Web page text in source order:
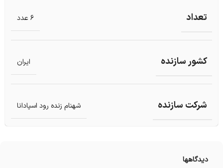
تعداد 6 عدد
کشور سازنده ایران
شرکت سازنده شهنام زنده رود اسپادانا
دیدگاهها